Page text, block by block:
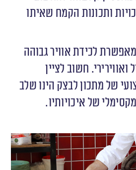
ותכונות הקמח שאיתו
עבודה עם קמח 00 מאפשרת לכידת אוויר גבוהה
ואווירירי. חשוב לציין
של מתכון לבצק הינו שלב
של איכויותיו.